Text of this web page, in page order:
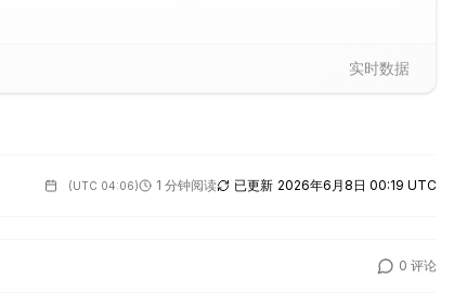
实时数据
(UTC 04:06) 1 分钟阅读 已更新 2026年6月8日 00:19 UTC
0 评论